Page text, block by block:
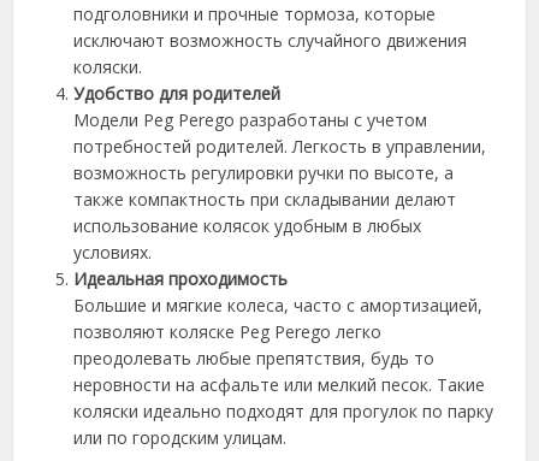
подголовники и прочные тормоза, которые
исключают возможность случайного движения
коляски.
Удобство для родителей
Модели Peg Perego разработаны с учетом
потребностей родителей. Легкость в управлении,
возможность регулировки ручки по высоте, а
также компактность при складывании делают
использование колясок удобным в любых
условиях.
Идеальная проходимость
Большие и мягкие колеса, часто с амортизацией,
позволяют коляске Peg Perego легко
преодолевать любые препятствия, будь то
неровности на асфальте или мелкий песок. Такие
коляски идеально подходят для прогулок по парку
или по городским улицам.